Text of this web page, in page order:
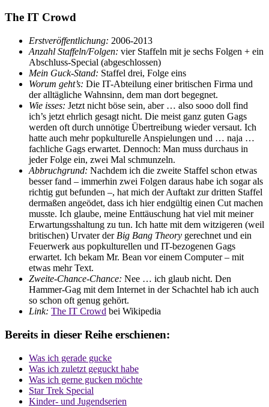
The IT Crowd
Erstveröffentlichung: 2006-2013
Anzahl Staffeln/Folgen: vier Staffeln mit je sechs Folgen + ein
Abschluss-Special (abgeschlossen)
Mein Guck-Stand: Staffel drei, Folge eins
Worum geht’s: Die IT-Abteilung einer britischen Firma und
der alltägliche Wahnsinn, dem man dort begegnet.
Wie isses: Jetzt nicht böse sein, aber … also sooo doll find
ich’s jetzt ehrlich gesagt nicht. Die meist ganz guten Gags
werden oft durch unnötige Übertreibung wieder versaut. Ich
hatte auch mehr popkulturelle Anspielungen und … naja …
fachliche Gags erwartet. Dennoch: Man muss durchaus in
jeder Folge ein, zwei Mal schmunzeln.
Abbruchgrund: Nachdem ich die zweite Staffel schon etwas
besser fand – immerhin zwei Folgen daraus habe ich sogar als
richtig gut befunden –, hat mich der Auftakt zur dritten Staffel
dermaßen angeödet, dass ich hier endgültig einen Cut machen
musste. Ich glaube, meine Enttäuschung hat viel mit meiner
Erwartungsshaltung zu tun. Ich hatte mit dem witzigeren (weil
britischen) Urvater der Big Bang Theory gerechnet und ein
Feuerwerk aus popkulturellen und IT-bezogenen Gags
erwartet. Ich bekam Mr. Bean vor einem Computer – mit
etwas mehr Text.
Zweite-Chance-Chance: Nee … ich glaub nicht. Den
Hammer-Gag mit dem Internet in der Schachtel hab ich auch
so schon oft genug gehört.
Link: The IT Crowd bei Wikipedia
Bereits in dieser Reihe erschienen:
Was ich gerade gucke
Was ich zuletzt geguckt habe
Was ich gerne gucken möchte
Star Trek Special
Kinder- und Jugendserien